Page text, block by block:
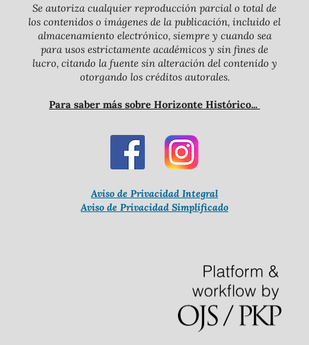
Se autoriza cualquier reproducción parcial o total de
los contenidos o imágenes de la publicación, incluido el
almacenamiento electrónico, siempre y cuando sea
para usos estrictamente académicos y sin fines de
lucro, citando la fuente sin alteración del contenido y
otorgando los créditos autorales.
Para saber más sobre Horizonte Histórico...
Aviso de Privacidad Integral
Aviso de Privacidad Simplificado